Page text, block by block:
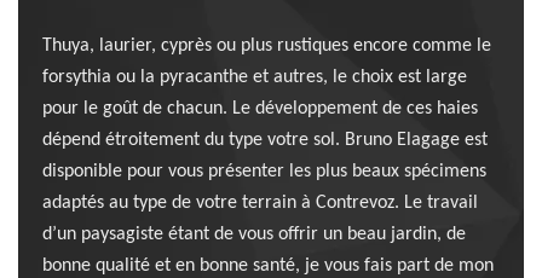
Thuya, laurier, cyprès ou plus rustiques encore comme le
forsythia ou la pyracanthe et autres, le choix est large
pour le goût de chacun. Le développement de ces haies
dépend étroitement du type votre sol. Bruno Elagage est
disponible pour vous présenter les plus beaux spécimens
adaptés au type de votre terrain à Contrevoz. Le travail
d’un paysagiste étant de vous offrir un beau jardin, de
bonne qualité et en bonne santé, je vous fais part de mon